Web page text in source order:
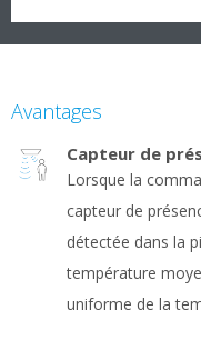
Avantages
Capteur de
Lorsque la
capteur de
détectée dans la
température
uniforme de la